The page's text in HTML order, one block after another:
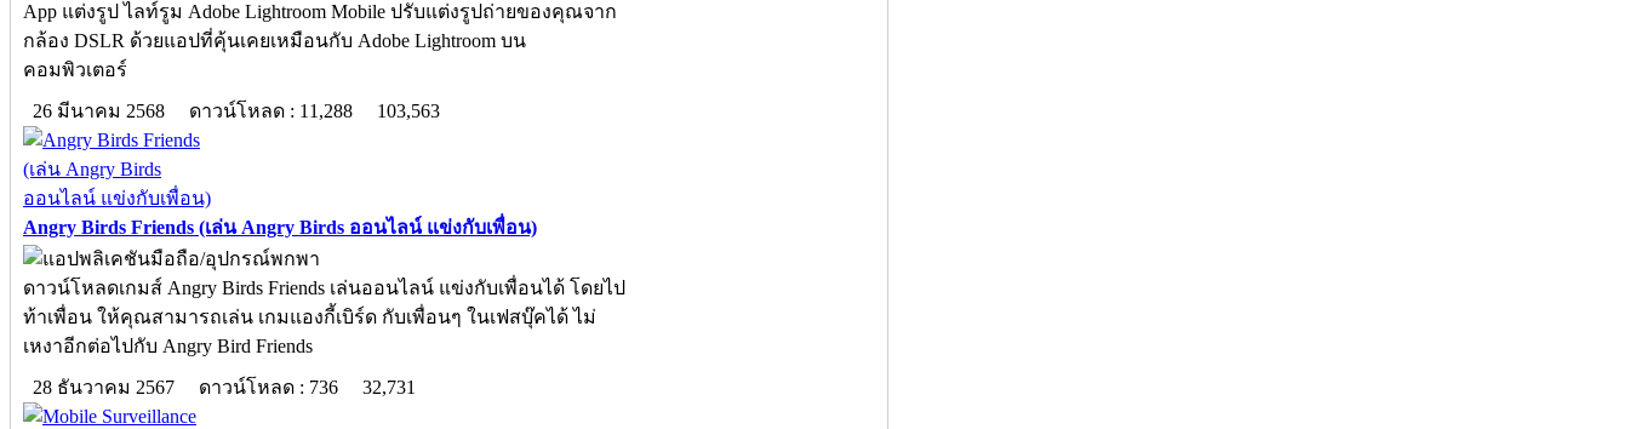
App แต่งรูป ไลท์รูม Adobe Lightroom Mobile ปรับแต่งรูปถ่ายของคุณจาก
กล้อง DSLR ด้วยแอปที่คุ้นเคยเหมือนกับ Adobe Lightroom บน
คอมพิวเตอร์
26 มีนาคม 2568
ดาวน์โหลด : 11,288 103,563
Angry Birds Friends (เล่น Angry Birds ออนไลน์ แข่งกับเพื่อน)
ดาวน์โหลดเกมส์ Angry Birds Friends เล่นออนไลน์ แข่งกับเพื่อนได้ โดยไป
ท้าเพื่อน ให้คุณสามารถเล่น เกมแองกี้เบิร์ด กับเพื่อนๆ ในเฟสบุ๊คได้ ไม่
เหงาอีกต่อไปกับ Angry Bird Friends
28 ธันวาคม 2567
ดาวน์โหลด : 736 32,731